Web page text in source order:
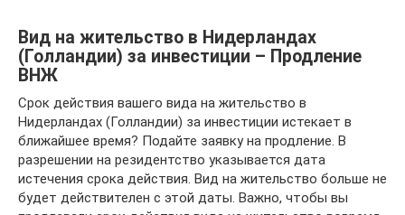
Вид на жительство в Нидерландах
(Голландии) за инвестиции – Продление
ВНЖ
Срок действия вашего вида на жительство в
Нидерландах (Голландии) за инвестиции истекает в
ближайшее время? Подайте заявку на продление. В
разрешении на резидентство указывается дата
истечения срока действия. Вид на жительство больше не
будет действителен с этой даты. Важно, чтобы вы